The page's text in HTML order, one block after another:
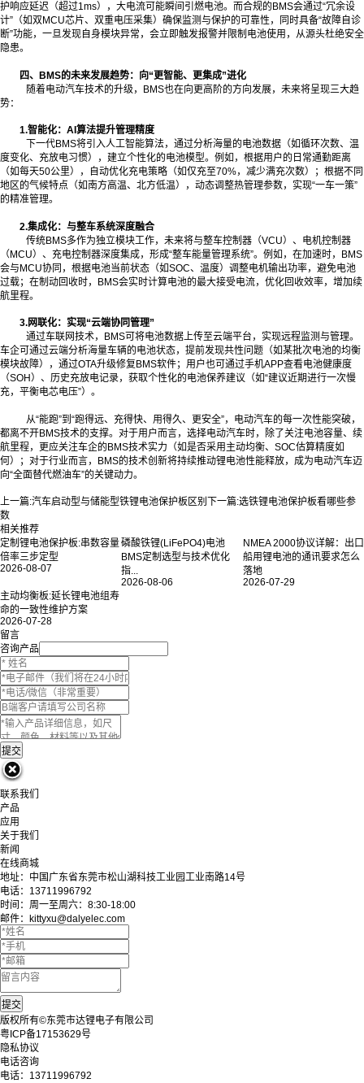
护响应延迟（超过1ms），大电流可能瞬间引燃电池。而合规的BMS会通过“冗余设
计”（如双MCU芯片、双重电压采集）确保监测与保护的可靠性，同时具备“故障自诊
断”功能，一旦发现自身模块异常，会立即触发报警并限制电池使用，从源头杜绝安全
隐患。
四、BMS的未来发展趋势：向“更智能、更集成”进化
随着电动汽车技术的升级，BMS也在向更高阶的方向发展，未来将呈现三大趋
势：
1.智能化：AI算法提升管理精度
下一代BMS将引入人工智能算法，通过分析海量的电池数据（如循环次数、温
度变化、充放电习惯），建立个性化的电池模型。例如，根据用户的日常通勤距离
（如每天50公里），自动优化充电策略（如仅充至70%，减少满充次数）；根据不同
地区的气候特点（如南方高温、北方低温），动态调整热管理参数，实现“一车一策”
的精准管理。
2.集成化：与整车系统深度融合
传统BMS多作为独立模块工作，未来将与整车控制器（VCU）、电机控制器
（MCU）、充电控制器深度集成，形成“整车能量管理系统”。例如，在加速时，BMS
会与MCU协同，根据电池当前状态（如SOC、温度）调整电机输出功率，避免电池
过载；在制动回收时，BMS会实时计算电池的最大接受电流，优化回收效率，增加续
航里程。
3.网联化：实现“云端协同管理”
通过车联网技术，BMS可将电池数据上传至云端平台，实现远程监测与管理。
车企可通过云端分析海量车辆的电池状态，提前发现共性问题（如某批次电池的均衡
模块故障），通过OTA升级修复BMS软件；用户也可通过手机APP查看电池健康度
（SOH）、历史充放电记录，获取个性化的电池保养建议（如“建议近期进行一次慢
充，平衡电芯电压”）。
从“能跑”到“跑得远、充得快、用得久、更安全”，电动汽车的每一次性能突破，
都离不开BMS技术的支撑。对于用户而言，选择电动汽车时，除了关注电池容量、续
航里程，更应关注车企的BMS技术实力（如是否采用主动均衡、SOC估算精度如
何）；对于行业而言，BMS的技术创新将持续推动锂电池性能释放，成为电动汽车迈
向“全面替代燃油车”的关键动力。
上一篇:汽车启动型与储能型铁锂电池保护板区别 下一篇:选铁锂电池保护板看哪些参
数
相关推荐
定制锂电池保护板:串数容量
倍率三步定型
2026-08-07
磷酸铁锂(LiFePO4)电池
BMS定制选型与技术优化
指...
2026-08-06
NMEA 2000协议详解：出口
船用锂电池的通讯要求怎么
落地
2026-07-29
主动均衡板:延长锂电池组寿
命的一致性维护方案
2026-07-28
留言
咨询产品
联系我们
产品
应用
关于我们
新闻
在线商城
地址：中国广东省东莞市松山湖科技工业园工业南路14号
电话：13711996792
时间：周一至周六：8:30-18:00
邮件：kittyxu@dalyelec.com
版权所有©东莞市达锂电子有限公司
粤ICP备17153629号
隐私协议
电话咨询
电话： 13711996792